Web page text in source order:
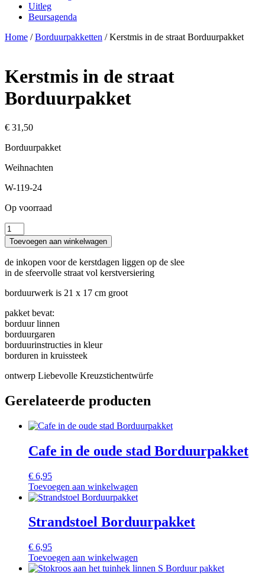
Uitleg
Beursagenda
Home /Borduurpakketten / Kerstmis in de straat Borduurpakket
Kerstmis in de straat
Borduurpakket
€ 31,50
Borduurpakket
Weihnachten
W-119-24
Op voorraad
Kerstmis
in
de
straat
Borduurpakket
Toevoegen aan winkelwagen
de inkopen voor de kerstdagen liggen op de slee
in de sfeervolle straat vol kerstversiering
borduurwerk is 21 x 17 cm groot
pakket bevat:
borduur linnen
borduurgaren
borduurinstructies in kleur
borduren in kruissteek
ontwerp Liebevolle Kreuzstichentwürfe
Gerelateerde producten
Cafe in de oude stad Borduurpakket
€ 6,95
Toevoegen aan winkelwagen
Strandstoel Borduurpakket
€ 6,95
Toevoegen aan winkelwagen